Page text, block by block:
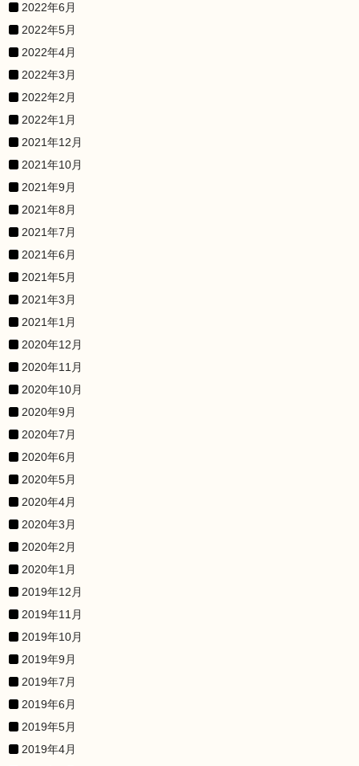
2022年6月
2022年5月
2022年4月
2022年3月
2022年2月
2022年1月
2021年12月
2021年10月
2021年9月
2021年8月
2021年7月
2021年6月
2021年5月
2021年3月
2021年1月
2020年12月
2020年11月
2020年10月
2020年9月
2020年7月
2020年6月
2020年5月
2020年4月
2020年3月
2020年2月
2020年1月
2019年12月
2019年11月
2019年10月
2019年9月
2019年7月
2019年6月
2019年5月
2019年4月